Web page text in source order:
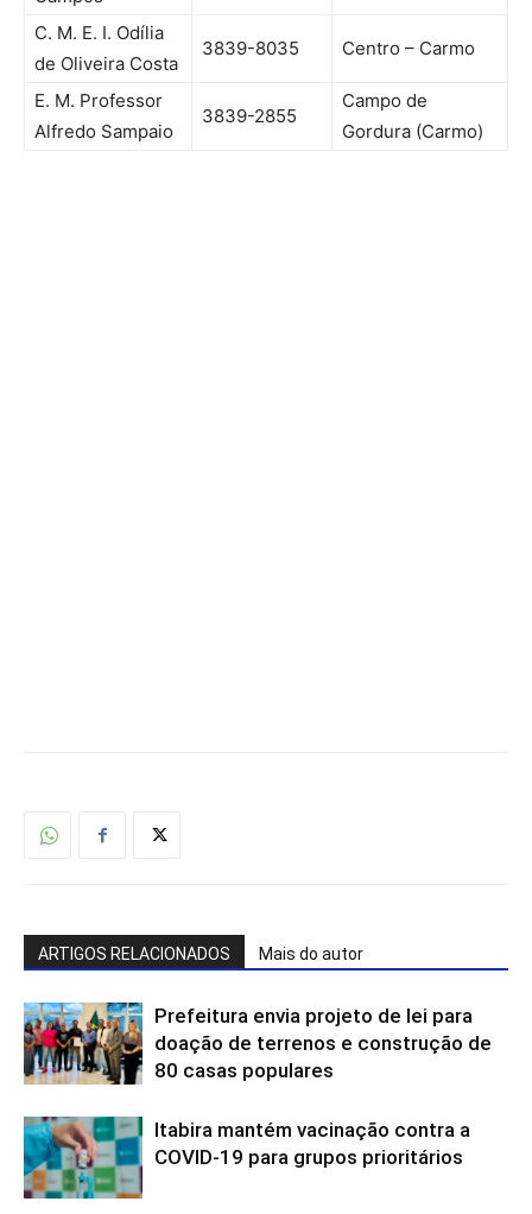
C. M. E. I. Odília
de Oliveira Costa
3839-8035 Centro – Carmo
E. M. Professor
Alfredo Sampaio
3839-2855
Campo de
Gordura (Carmo)
ARTIGOS RELACIONADOS Mais do autor
Prefeitura envia projeto de lei para
doação de terrenos e construção de
80 casas populares
Itabira mantém vacinação contra a
COVID-19 para grupos prioritários